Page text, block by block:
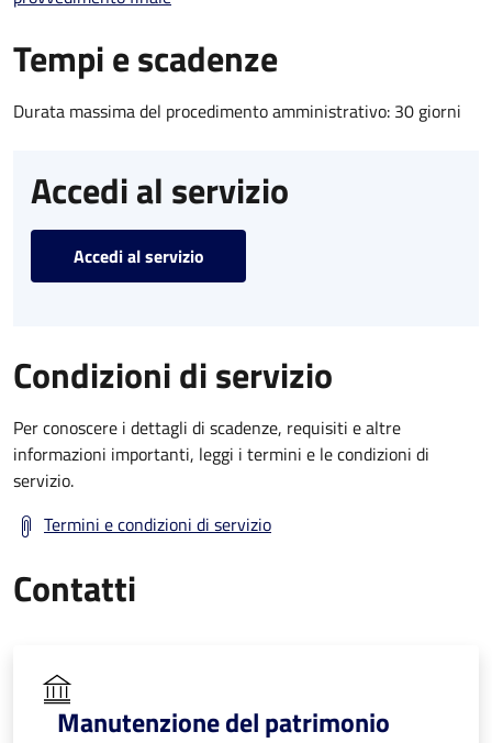
Tempi e scadenze
Durata massima del procedimento amministrativo: 30 giorni
Accedi al servizio
Accedi al servizio
Condizioni di servizio
Per conoscere i dettagli di scadenze, requisiti e altre
informazioni importanti, leggi i termini e le condizioni di
servizio.
Termini e condizioni di servizio
Contatti
Manutenzione del patrimonio